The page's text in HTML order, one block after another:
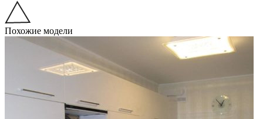
Похожие модели